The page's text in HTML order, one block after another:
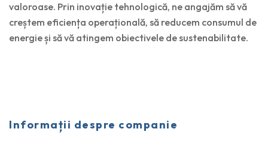
valoroase. Prin inovație tehnologică, ne angajăm să vă
creștem eficiența operațională, să reducem consumul de
energie și să vă atingem obiectivele de sustenabilitate.
Informații despre companie